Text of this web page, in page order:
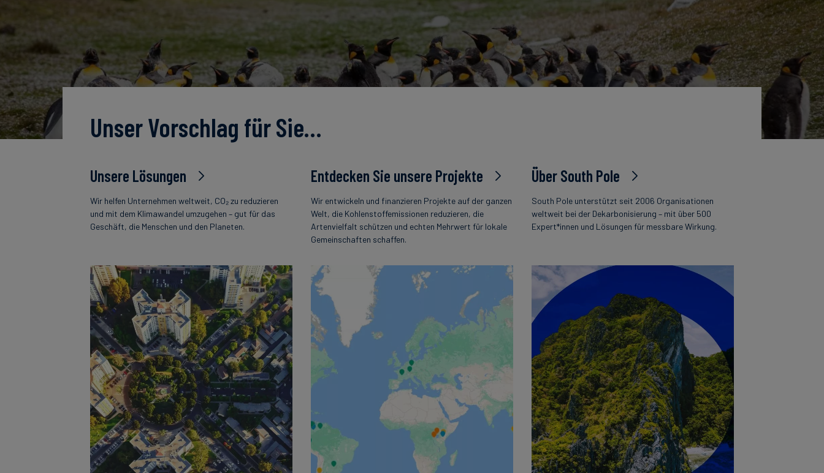
Unser Vorschlag für Sie…
Unsere Lösungen
Wir helfen Unternehmen weltweit, CO₂ zu reduzieren
und mit dem Klimawandel umzugehen – gut für das
Geschäft, die Menschen und den Planeten.
Entdecken Sie unsere Projekte
Wir entwickeln und finanzieren Projekte auf der ganzen
Welt, die Kohlenstoffemissionen reduzieren, die
Artenvielfalt schützen und echten Mehrwert für lokale
Gemeinschaften schaffen.
Über South Pole
South Pole unterstützt seit 2006 Organisationen
weltweit bei der Dekarbonisierung – mit über 500
Expert*innen und Lösungen für messbare Wirkung.
English